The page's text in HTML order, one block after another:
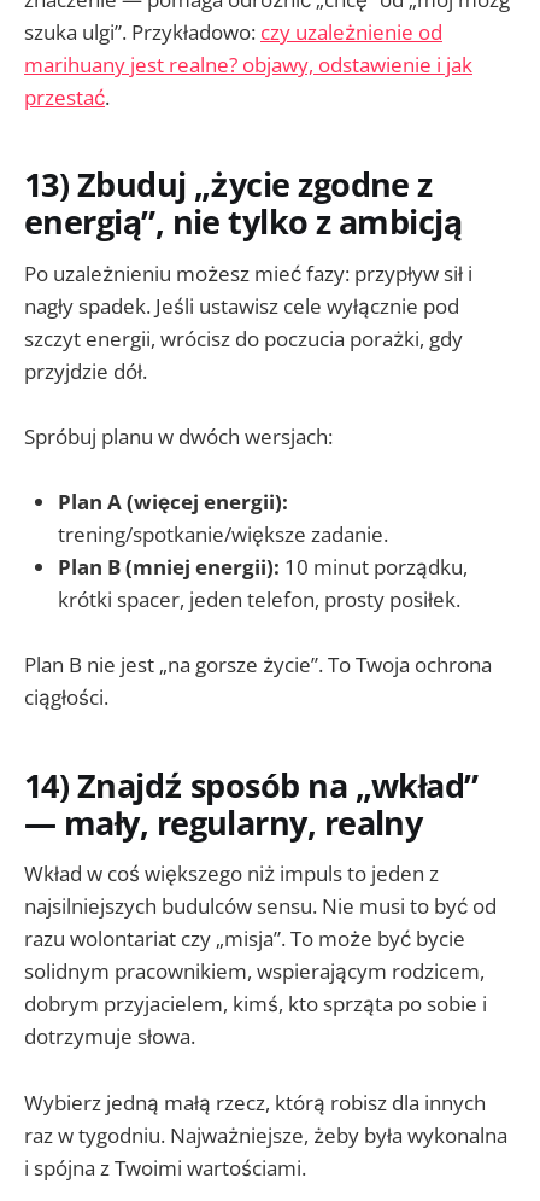
szuka ulgi”. Przykładowo: czy uzależnienie od
marihuany jest realne? objawy, odstawienie i jak
przestać.
13) Zbuduj „życie zgodne z
energią”, nie tylko z ambicją
Po uzależnieniu możesz mieć fazy: przypływ sił i
nagły spadek. Jeśli ustawisz cele wyłącznie pod
szczyt energii, wrócisz do poczucia porażki, gdy
przyjdzie dół.
Spróbuj planu w dwóch wersjach:
Plan A (więcej energii):
trening/spotkanie/większe zadanie.
Plan B (mniej energii): 10 minut porządku,
krótki spacer, jeden telefon, prosty posiłek.
Plan B nie jest „na gorsze życie”. To Twoja ochrona
ciągłości.
14) Znajdź sposób na „wkład”
— mały, regularny, realny
Wkład w coś większego niż impuls to jeden z
najsilniejszych budulców sensu. Nie musi to być od
razu wolontariat czy „misja”. To może być bycie
solidnym pracownikiem, wspierającym rodzicem,
dobrym przyjacielem, kimś, kto sprząta po sobie i
dotrzymuje słowa.
Wybierz jedną małą rzecz, którą robisz dla innych
raz w tygodniu. Najważniejsze, żeby była wykonalna
i spójna z Twoimi wartościami.